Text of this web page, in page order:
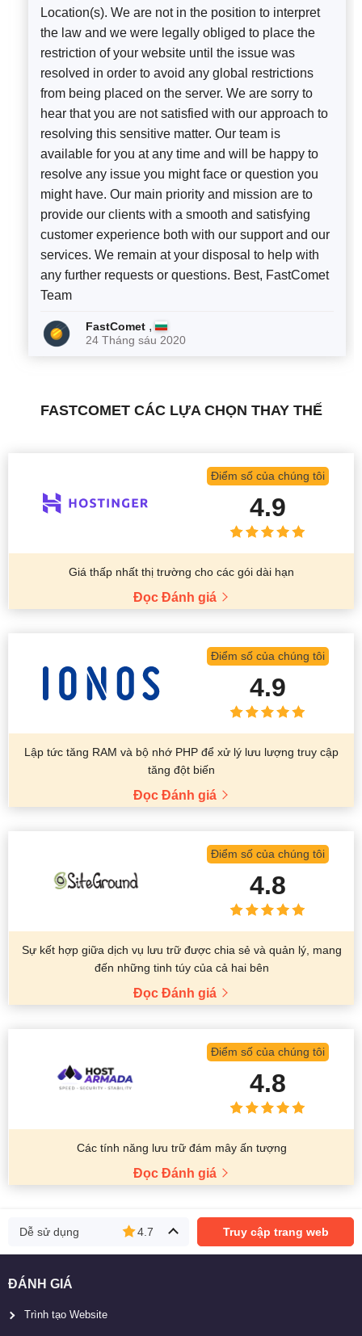
Location(s). We are not in the position to interpret
the law and we were legally obliged to place the
restriction of your website until the issue was
resolved in order to avoid any global restrictions
from being placed on the server. We are sorry to
hear that you are not satisfied with our approach to
resolving this sensitive matter. Our team is
available for you at any time and will be happy to
resolve any issue you might face or question you
might have. Our main priority and mission are to
provide our clients with a smooth and satisfying
customer experience both with our support and our
services. We remain at your disposal to help with
any further requests or questions. Best, FastComet
Team
FastComet ,
24 Tháng sáu 2020
FASTCOMET CÁC LỰA CHỌN THAY THẾ
Điểm số của chúng tôi
4.9
Giá thấp nhất thị trường cho các gói dài hạn
Đọc Đánh giá
Điểm số của chúng tôi
4.9
Lập tức tăng RAM và bộ nhớ PHP để xử lý lưu lượng truy cập
tăng đột biến
Đọc Đánh giá
Điểm số của chúng tôi
4.8
Sự kết hợp giữa dịch vụ lưu trữ được chia sẻ và quản lý, mang
đến những tinh túy của cả hai bên
Đọc Đánh giá
Điểm số của chúng tôi
4.8
Các tính năng lưu trữ đám mây ấn tượng
Đọc Đánh giá
Dễ sử dụng 4.7 Truy cập trang web
ĐÁNH GIÁ
Trình tạo Website